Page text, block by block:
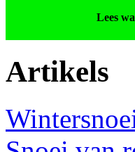
Lees
Artikels